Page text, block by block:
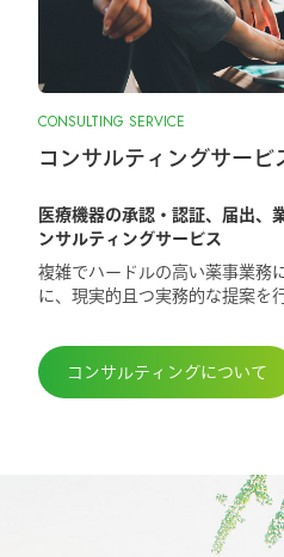
CONSULTING SERVICE
コンサルティングサービ
医療機器の承認・認証、届出、
ンサルティングサービス
複雑でハードルの高い薬事業務
に、現実的且つ実務的な提案を
コンサルティングについて